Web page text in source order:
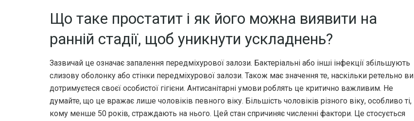
Що таке простатит і як його можна виявити на
ранній стадії, щоб уникнути ускладнень?
Зазвичай це означає запалення передміхурової залози. Бактеріальні або інші інфекції збільшують
слизову оболонку або стінки передміхурової залози. Також має значення те, наскільки ретельно ви
дотримуєтеся своєї особистої гігієни. Антисанітарні умови роблять це критично важливим. Не
думайте, що це вражає лише чоловіків певного віку. Більшість чоловіків різного віку, особливо ті,
кому менше 50 років, страждають на нього. Цей стан спричиняє численні фактори. Це стосується